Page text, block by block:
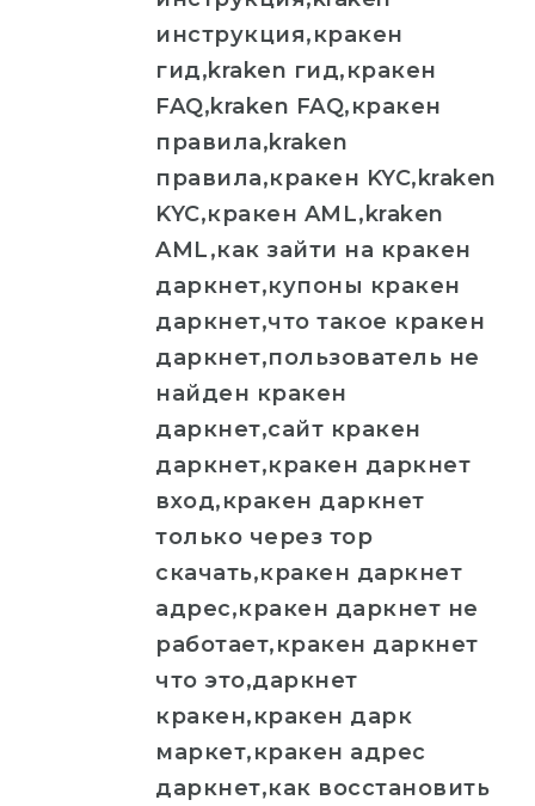
инструкция,кракен
гид,kraken гид,кракен
FAQ,kraken FAQ,кракен
правила,kraken
правила,кракен KYC,kraken
KYC,кракен AML,kraken
AML,как зайти на кракен
даркнет,купоны кракен
даркнет,что такое кракен
даркнет,пользователь не
найден кракен
даркнет,сайт кракен
даркнет,кракен даркнет
вход,кракен даркнет
только через тор
скачать,кракен даркнет
адрес,кракен даркнет не
работает,кракен даркнет
что это,даркнет
кракен,кракен дарк
маркет,кракен адрес
даркнет,как восстановить